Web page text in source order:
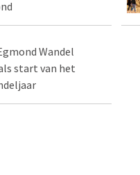
Wandel
start van het